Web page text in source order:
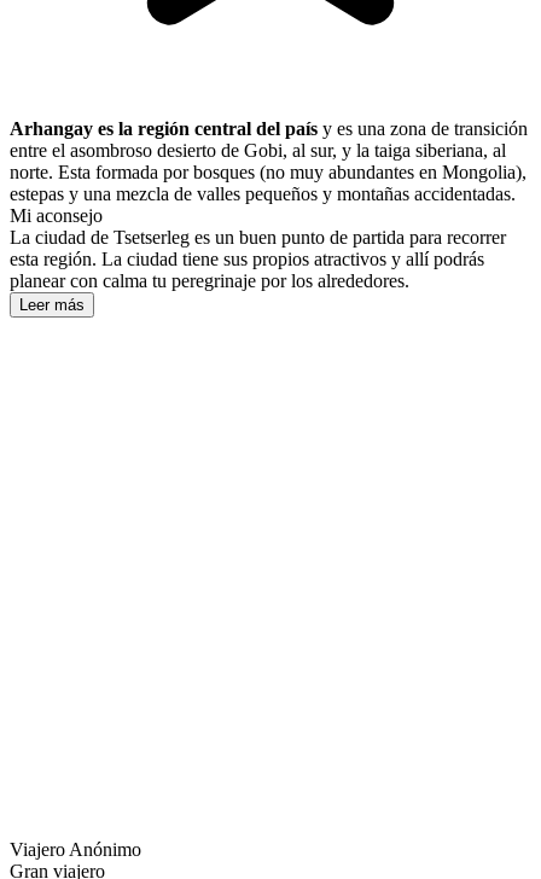
Arhangay es la región central del país y es una zona de transición
entre el asombroso desierto de Gobi, al sur, y la taiga siberiana, al
norte. Esta formada por bosques (no muy abundantes en Mongolia),
estepas y una mezcla de valles pequeños y montañas accidentadas.
Mi aconsejo
La ciudad de Tsetserleg es un buen punto de partida para recorrer
esta región. La ciudad tiene sus propios atractivos y allí podrás
planear con calma tu peregrinaje por los alrededores.
Leer más
Viajero Anónimo
Gran viajero